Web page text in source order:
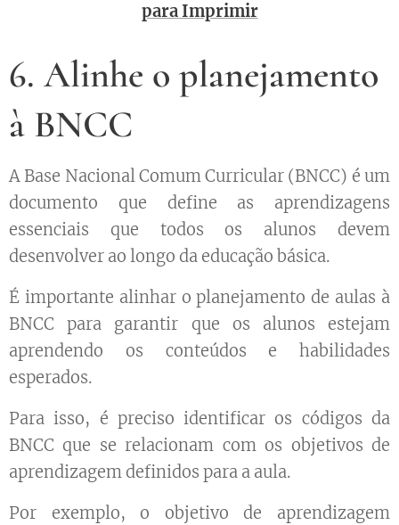
para Imprimir
6. Alinhe o planejamento
à BNCC
A Base Nacional Comum Curricular (BNCC) é um
documento que define as aprendizagens
essenciais que todos os alunos devem
desenvolver ao longo da educação básica.
É importante alinhar o planejamento de aulas à
BNCC para garantir que os alunos estejam
aprendendo os conteúdos e habilidades
esperados.
Para isso, é preciso identificar os códigos da
BNCC que se relacionam com os objetivos de
aprendizagem definidos para a aula.
Por exemplo, o objetivo de aprendizagem